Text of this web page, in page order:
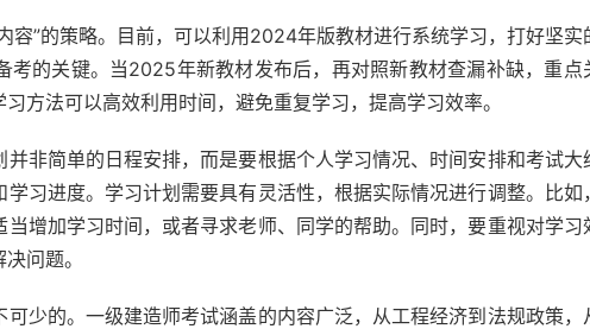
容”的策略。目前，可以利用2024年版教材进行系统学习，打好坚实
考的关键。当2025年新教材发布后，再对照新教材查漏补缺，重点
方法可以高效利用时间，避免重复学习，提高学习效率。
非简单的日程安排，而是要根据个人学习情况、时间安排和考试大
习进度。学习计划需要具有灵活性，根据实际情况进行调整。比如
增加学习时间，或者寻求老师、同学的帮助。同时，要重视对学习
问题。
少的。一级建造师考试涵盖的内容广泛，从工程经济到法规政策，